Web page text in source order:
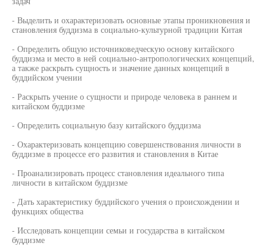
- Выделить и охарактеризовать основные этапы проникновения и
становления буддизма в социально-культурной традиции Китая
- Определить общую источниковедческую основу китайского
буддизма и место в ней социально-антропологических концепций,
а также раскрыть сущность и значение данных концепций в
буддийском учении
- Раскрыть учение о сущности и природе человека в раннем и
китайском буддизме
- Определить социальную базу китайского буддизма
- Охарактеризовать концепцию совершенствования личности в
буддизме в процессе его развития и становления в Китае
- Проанализировать процесс становления идеального типа
личности в китайском буддизме
- Дать характеристику буддийского учения о происхождении и
функциях общества
- Исследовать концепции семьи и государства в китайском
буддизме